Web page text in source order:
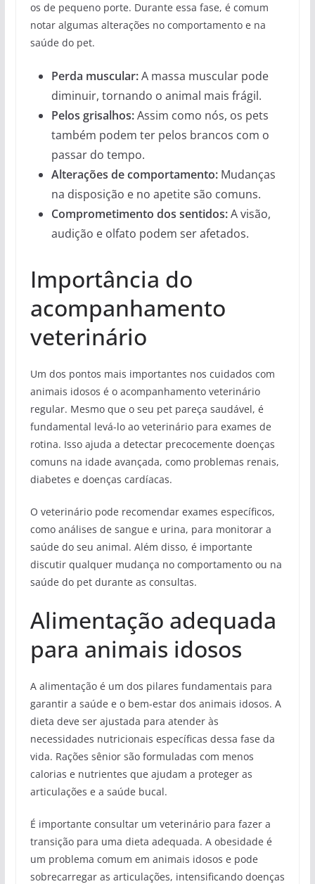
os de pequeno porte. Durante essa fase, é comum
notar algumas alterações no comportamento e na
saúde do pet.
Perda muscular:A massa muscular pode
diminuir, tornando o animal mais frágil.
Pelos grisalhos:Assim como nós, os pets
também podem ter pelos brancos com o
passar do tempo.
Alterações de comportamento:Mudanças
na disposição e no apetite são comuns.
Comprometimento dos sentidos:A visão,
audição e olfato podem ser afetados.
Importância do
acompanhamento
veterinário
Um dos pontos mais importantes nos cuidados com
animais idosos é o acompanhamento veterinário
regular. Mesmo que o seu pet pareça saudável, é
fundamental levá-lo ao veterinário para exames de
rotina. Isso ajuda a detectar precocemente doenças
comuns na idade avançada, como problemas renais,
diabetes e doenças cardíacas.
O veterinário pode recomendar exames específicos,
como análises de sangue e urina, para monitorar a
saúde do seu animal. Além disso, é importante
discutir qualquer mudança no comportamento ou na
saúde do pet durante as consultas.
Alimentação adequada
para animais idosos
A alimentação é um dos pilares fundamentais para
garantir a saúde e o bem-estar dos animais idosos. A
dieta deve ser ajustada para atender às
necessidades nutricionais específicas dessa fase da
vida. Rações sênior são formuladas com menos
calorias e nutrientes que ajudam a proteger as
articulações e a saúde bucal.
É importante consultar um veterinário para fazer a
transição para uma dieta adequada. A obesidade é
um problema comum em animais idosos e pode
sobrecarregar as articulações, intensificando doenças